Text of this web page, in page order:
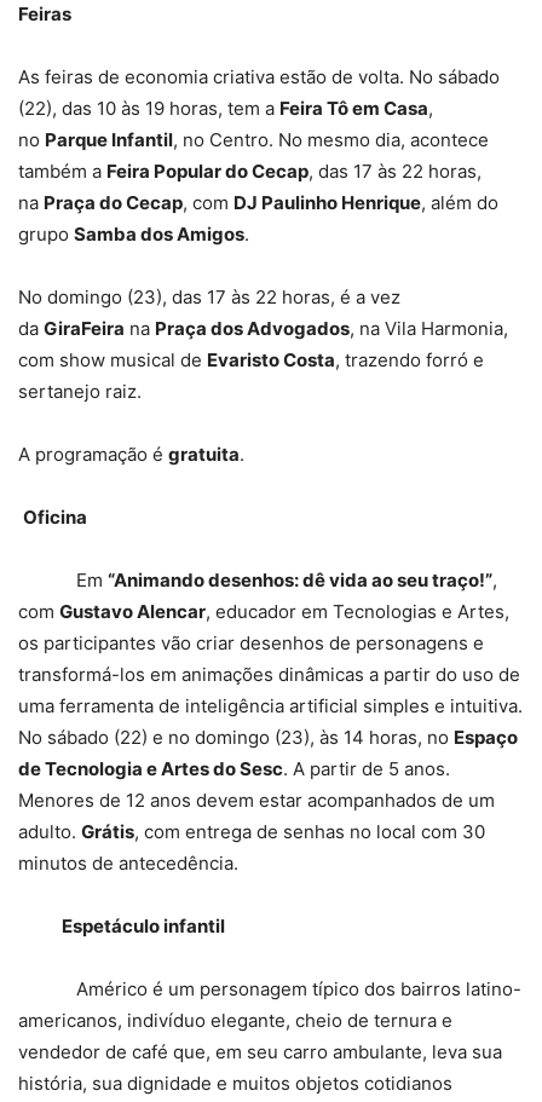
Feiras
As feiras de economia criativa estão de volta. No sábado
(22), das 10 às 19 horas, tem a Feira Tô em Casa,
no Parque Infantil, no Centro. No mesmo dia, acontece
também a Feira Popular do Cecap, das 17 às 22 horas,
na Praça do Cecap, com DJ Paulinho Henrique, além do
grupo Samba dos Amigos.
No domingo (23), das 17 às 22 horas, é a vez
da GiraFeira na Praça dos Advogados, na Vila Harmonia,
com show musical de Evaristo Costa, trazendo forró e
sertanejo raiz.
A programação é gratuita.
Oficina
Em “Animando desenhos: dê vida ao seu traço!”,
com Gustavo Alencar, educador em Tecnologias e Artes,
os participantes vão criar desenhos de personagens e
transformá-los em animações dinâmicas a partir do uso de
uma ferramenta de inteligência artificial simples e intuitiva.
No sábado (22) e no domingo (23), às 14 horas, no Espaço
de Tecnologia e Artes do Sesc. A partir de 5 anos.
Menores de 12 anos devem estar acompanhados de um
adulto. Grátis, com entrega de senhas no local com 30
minutos de antecedência.
Espetáculo infantil
Américo é um personagem típico dos bairros latino-
americanos, indivíduo elegante, cheio de ternura e
vendedor de café que, em seu carro ambulante, leva sua
história, sua dignidade e muitos objetos cotidianos